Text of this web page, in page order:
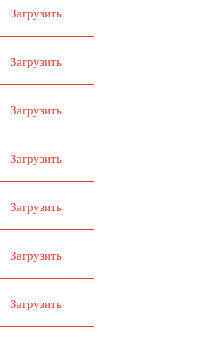
Загрузить
Загрузить
Загрузить
Загрузить
Загрузить
Загрузить
Загрузить